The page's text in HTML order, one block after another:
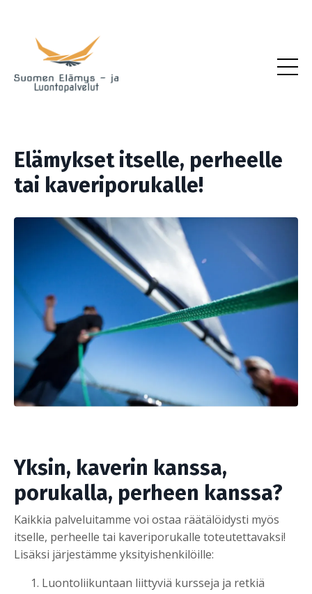
Elämykset itselle, perheelle
tai kaveriporukalle!
Yksin, kaverin kanssa,
porukalla, perheen kanssa?
Kaikkia palveluitamme voi ostaa räätälöidysti myös
itselle, perheelle tai kaveriporukalle toteutettavaksi!
Lisäksi järjestämme yksityishenkilöille:
Luontoliikuntaan liittyviä kursseja ja retkiä